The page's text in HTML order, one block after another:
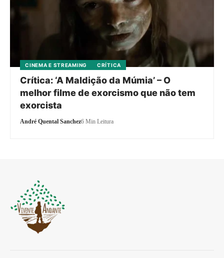
CINEMA E STREAMING CRÍTICA
Crítica: ‘A Maldição da Múmia’ – O
melhor filme de exorcismo que não tem
exorcista
André Quental Sanchez6 Min Leitura